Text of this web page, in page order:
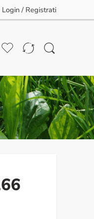
Login / Registrati